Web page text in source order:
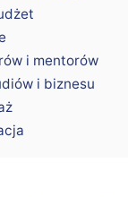
i mentorów
i biznesu